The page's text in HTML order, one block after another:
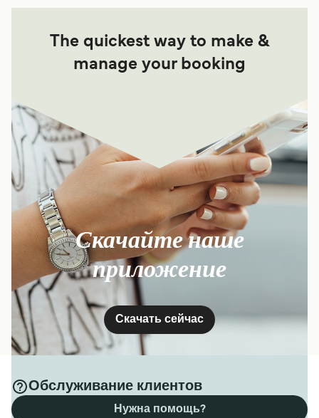
The quickest way to make &
manage your booking
Скачайте наше
приложение
Скачать сейчас
Обслуживание клиентов
Нужна помощь?